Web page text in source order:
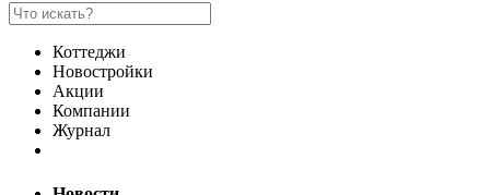
Коттеджи
Новостройки
Акции
Компании
Журнал